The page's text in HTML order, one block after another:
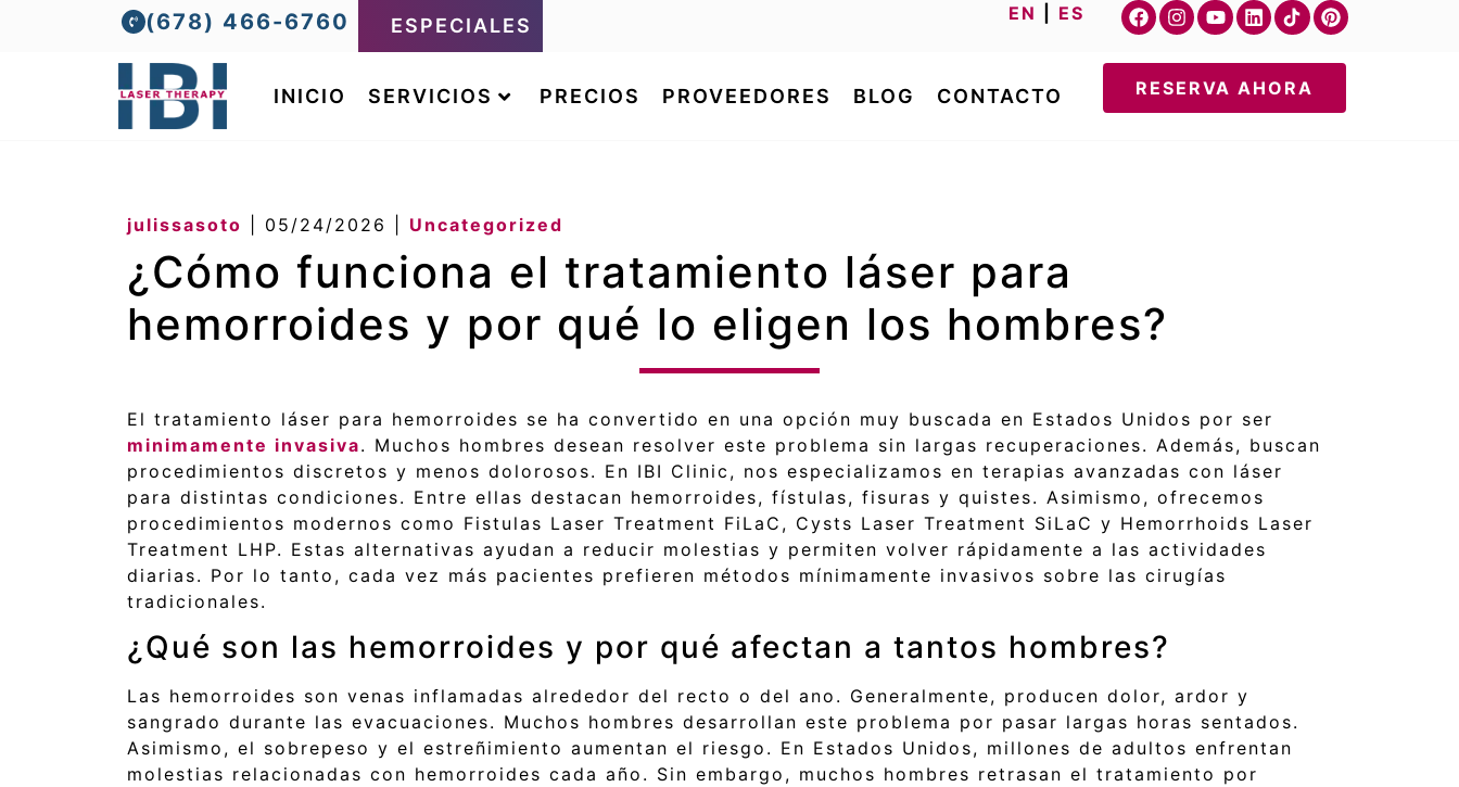
(678) 466-6760 ESPECIALES
EN ES
INICIO SERVICIOS PRECIOS PROVEEDORES BLOG CONTACTO RESERVA AHORA
julissasoto 05/24/2026 Uncategorized
¿Cómo funciona el tratamiento láser para
hemorroides y por qué lo eligen los hombres?
El tratamiento láser para hemorroides se ha convertido en una opción muy buscada en Estados Unidos por ser
minimamente invasiva. Muchos hombres desean resolver este problema sin largas recuperaciones. Además, buscan
procedimientos discretos y menos dolorosos. En IBI Clinic, nos especializamos en terapias avanzadas con láser
para distintas condiciones. Entre ellas destacan hemorroides, fístulas, fisuras y quistes. Asimismo, ofrecemos
procedimientos modernos como Fistulas Laser Treatment FiLaC, Cysts Laser Treatment SiLaC y Hemorrhoids Laser
Treatment LHP. Estas alternativas ayudan a reducir molestias y permiten volver rápidamente a las actividades
diarias. Por lo tanto, cada vez más pacientes prefieren métodos mínimamente invasivos sobre las cirugías
tradicionales.
¿Qué son las hemorroides y por qué afectan a tantos hombres?
Las hemorroides son venas inflamadas alrededor del recto o del ano. Generalmente, producen dolor, ardor y
sangrado durante las evacuaciones. Muchos hombres desarrollan este problema por pasar largas horas sentados.
Asimismo, el sobrepeso y el estreñimiento aumentan el riesgo. En Estados Unidos, millones de adultos enfrentan
molestias relacionadas con hemorroides cada año. Sin embargo, muchos hombres retrasan el tratamiento por